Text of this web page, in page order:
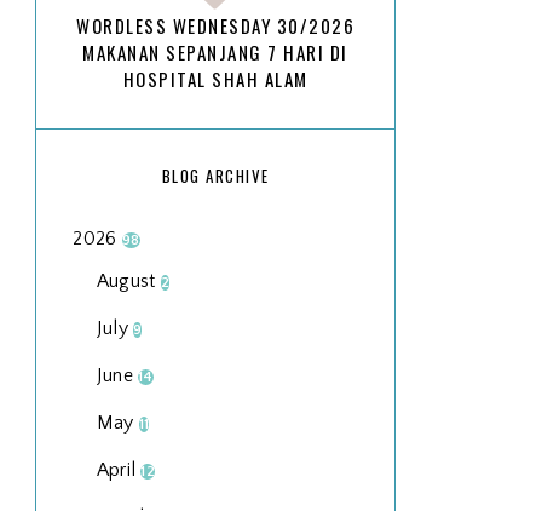
WORDLESS WEDNESDAY 30/2026
MAKANAN SEPANJANG 7 HARI DI
HOSPITAL SHAH ALAM
BLOG ARCHIVE
2026 98
August 2
July9
June14
May 11
April12